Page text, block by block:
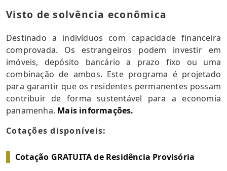
Visto de solvência econômica
Destinado a indivíduos com capacidade financeira
comprovada. Os estrangeiros podem investir em
imóveis, depósito bancário a prazo fixo ou uma
combinação de ambos. Este programa é projetado
para garantir que os residentes permanentes possam
contribuir de forma sustentável para a economia
panamenha. Mais informações.
Cotações disponíveis:
Cotação GRATUITA de Residência Provisória